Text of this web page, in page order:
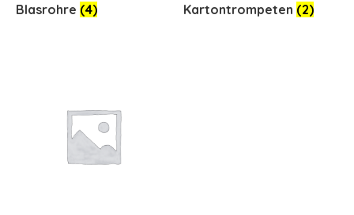
Blasrohre (4) Kartontrompeten (2)